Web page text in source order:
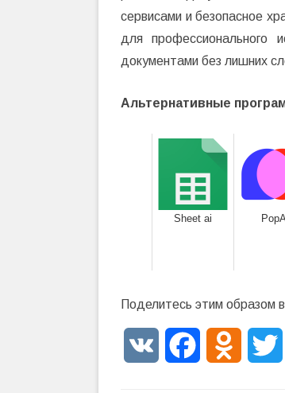
сервисами и безопасное
для профессионального
документами без лишних
Альтернативные
Sheet ai
Поделитесь этим образом
VK Facebook